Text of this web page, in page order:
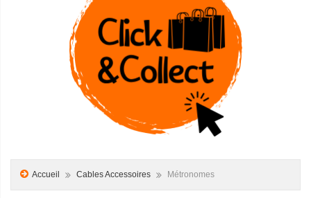
Accueil Cables Accessoires Métronomes